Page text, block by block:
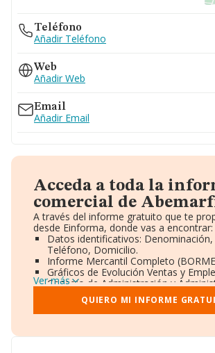
Teléfono
Añadir Teléfono
Web
Añadir Web
Email
Añadir Email
Acceda a toda la
comercial de
A través del informe gratuito que te
desde Einforma, donde vas a encontrar:
Datos identificativos: Denominación,
Teléfono, Domicilio.
Informe Mercantil Completo
Gráficos de Evolución Ventas y
Consejo de Administración y
Directivos y Ejecutivos.
Accionistas.
Participaciones y Vinculaciones en
Información oficial y registral
Ver más
QUIERO MI INFORME